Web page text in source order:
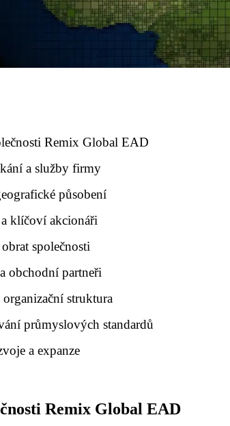
Remix Global EAD
a služby firmy
působení
klíčoví akcionáři
společnosti
obchodní partneři
organizační struktura
průmyslových standardů
a expanze
Remix Global EAD